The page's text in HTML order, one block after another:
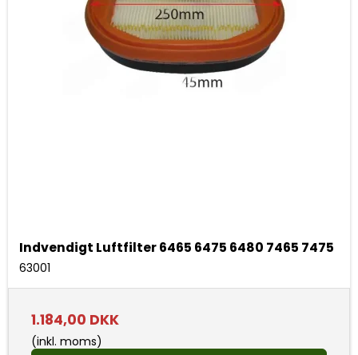
Indvendigt Luftfilter 6465 6475 6480 7465 7475
63001
1.184,00 DKK
(inkl. moms)